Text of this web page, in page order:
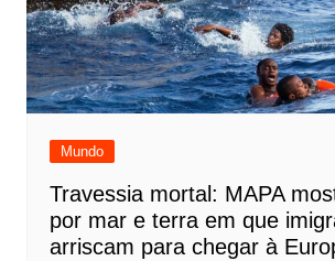
Mundo
Travessia mortal: MAPA
por mar e terra em que
arriscam para chegar à